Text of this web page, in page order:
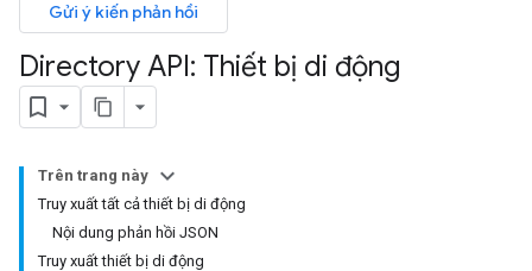
Gửi ý kiến phản hồi
Directory API: Thiết bị di động
Trên trang này
Truy xuất tất cả thiết bị di động
Nội dung phản hồi JSON
Truy xuất thiết bị di động